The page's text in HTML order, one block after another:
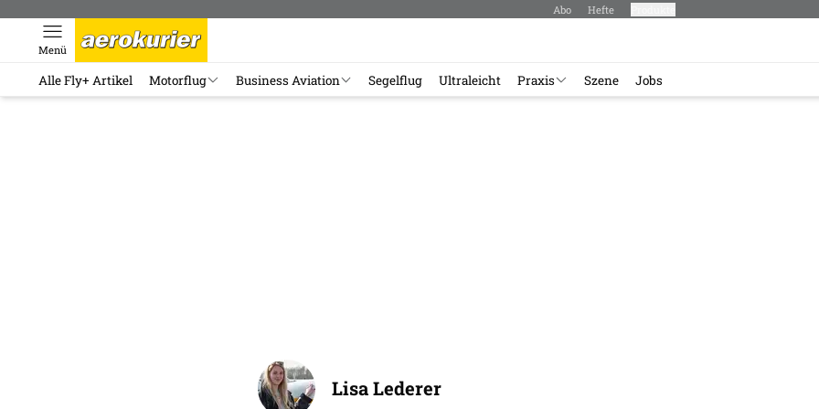
Abo Hefte
Menü
Alle Fly+ Artikel Motorflug Business Aviation Segelflug Ultraleicht Praxis Szene Jobs
Lisa Lederer